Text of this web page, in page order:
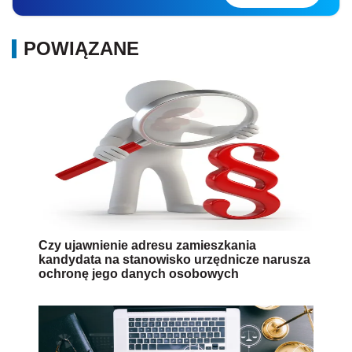
POWIĄZANE
Czy ujawnienie adresu zamieszkania
kandydata na stanowisko urzędnicze narusza
ochronę jego danych osobowych